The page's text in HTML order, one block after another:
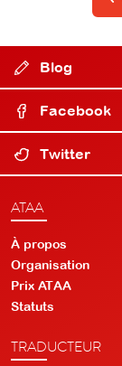
Blog
Facebook
Twitter
ATAA
À propos
Organisation
Prix ATAA
Statuts
TRADUCTEUR